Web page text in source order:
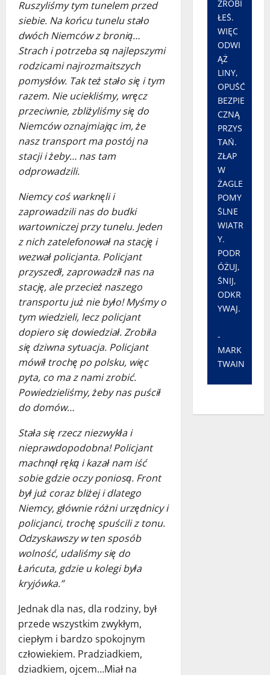
Ruszyliśmy tym tunelem przed
siebie. Na końcu tunelu stało
dwóch Niemców z bronią…
Strach i potrzeba są najlepszymi
rodzicami najrozmaitszych
pomysłów. Tak też stało się i tym
razem. Nie uciekliśmy, wręcz
przeciwnie, zbliżyliśmy się do
Niemców oznajmiając im, że
nasz transport ma postój na
stacji i żeby… nas tam
odprowadzili.
Niemcy coś warknęli i
zaprowadzili nas do budki
wartowniczej przy tunelu. Jeden
z nich zatelefonował na stację i
wezwał policjanta. Policjant
przyszedł, zaprowadził nas na
stację, ale przecież naszego
transportu już nie było! Myśmy o
tym wiedzieli, lecz policjant
dopiero się dowiedział. Zrobiła
się dziwna sytuacja. Policjant
mówił trochę po polsku, więc
pyta, co ma z nami zrobić.
Powiedzieliśmy, żeby nas puścił
do domów…
Stała się rzecz niezwykła i
nieprawdopodobna! Policjant
machnął ręką i kazał nam iść
sobie gdzie oczy poniosą. Front
był już coraz bliżej i dlatego
Niemcy, głównie różni urzędnicy i
policjanci, trochę spuścili z tonu.
Odzyskawszy w ten sposób
wolność, udaliśmy się do
Łańcuta, gdzie u kolegi była
kryjówka.”
Jednak dla nas, dla rodziny, był
przede wszystkim zwykłym,
ciepłym i bardzo spokojnym
człowiekiem. Pradziadkiem,
dziadkiem, ojcem…Miał na
ZROBI
ŁEŚ.
WIĘC
ODWI
ĄŻ
LINY,
OPUŚĆ
BEZPIE
CZNĄ
PRZYS
TAŃ.
ZŁAP
W
ŻAGLE
POMY
ŚLNE
WIATR
Y.
PODR
ÓŻUJ,
ŚNIJ,
ODKR
YWAJ.
-
MARK
TWAIN